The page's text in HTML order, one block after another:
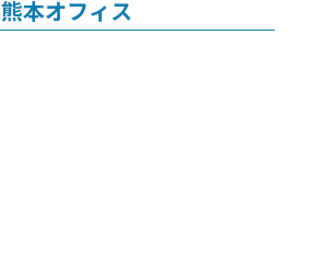
熊本オフィス